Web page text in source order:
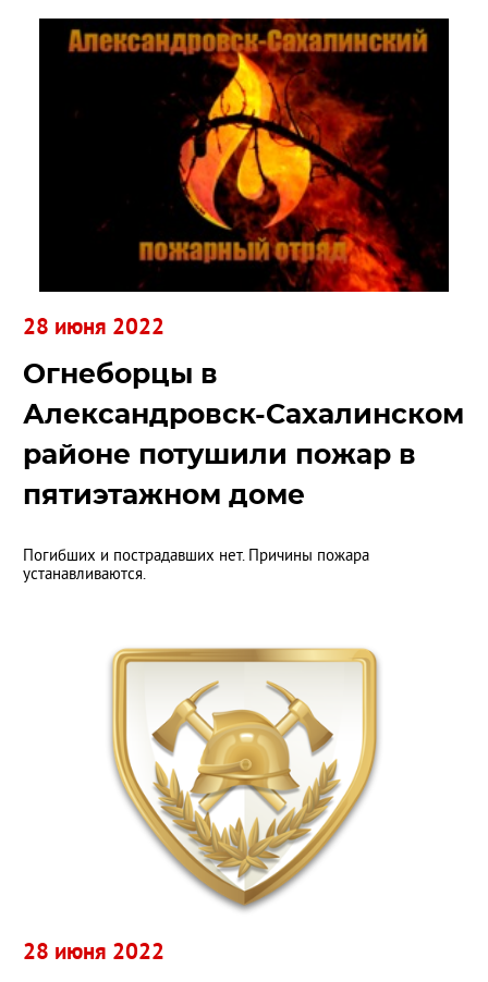
Огнеборцы в
Александровск-Сахалинском
районе потушили пожар в
пятиэтажном доме
Погибших и пострадавших нет. Причины пожара
устанавливаются.
28 июня 2022
28 июня 2022